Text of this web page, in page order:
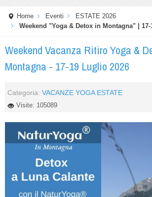
Home Eventi
ESTATE 2026
Weekend "Yoga & Detox in Montagna" |
Weekend Vacanza Ritiro Yoga &
Montagna - 17-19 Luglio 2026
Categoria: VACANZE YOGA ESTATE
Visite: 105089